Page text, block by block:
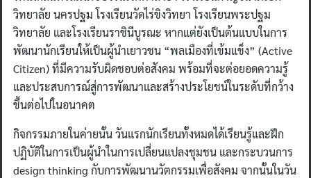
วิทยาลัย นครปฐม โรงเรียนวัดไร่ขิงวิทยา โรงเรียนพระปฐม
วิทยาลัย และโรงเรียนราชินีบูรณะ หากแต่ยังเป็นต้นแบบในการ
พัฒนานักเรียนให้เป็นผู้นำเยาวชน “พลเมืองที่เข้มแข็ง” (Active
Citizen) ที่มีความรับผิดชอบต่อสังคม พร้อมที่จะต่อยอดความรู้
และประสบการณ์สู่การพัฒนาและสร้างประโยชน์ในระดับที่กว้าง
ขึ้นต่อไปในอนาคต
กิจกรรมภายในค่ายนั้น วันแรกนักเรียนทั้งหมดได้เรียนรู้และฝึก
ปฏิบัติในการเป็นผู้นำในการเปลี่ยนแปลงชุมชน และกระบวนการ
design thinking กับการพัฒนานวัตกรรมเพื่อสังคม จากนั้นในวัน